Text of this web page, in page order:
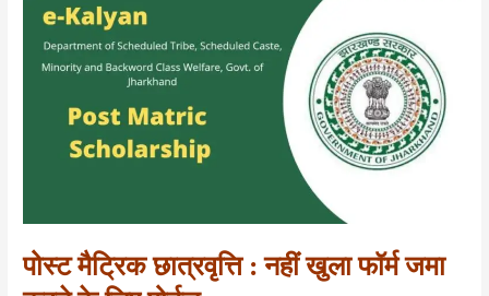
पोस्ट मैट्रिक छात्रवृत्ति : नहीं खुला फॉर्म जमा